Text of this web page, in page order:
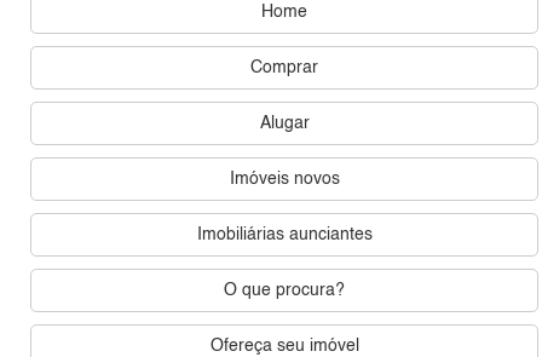
Home
Comprar
Alugar
Imóveis novos
Imobiliárias aunciantes
O que procura?
Ofereça seu imóvel